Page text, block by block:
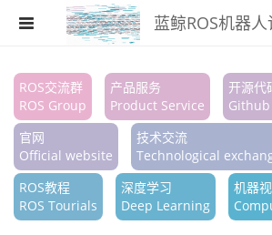
蓝鲸ROS机器人
注册
登录
搜索
版块
ROS交流群
ROS Group
产品服务
Product Service
开源代
Github
官网
Official website
技术交流
Technological
ROS教程
ROS Tourials
深度学习
Deep Learning
机器